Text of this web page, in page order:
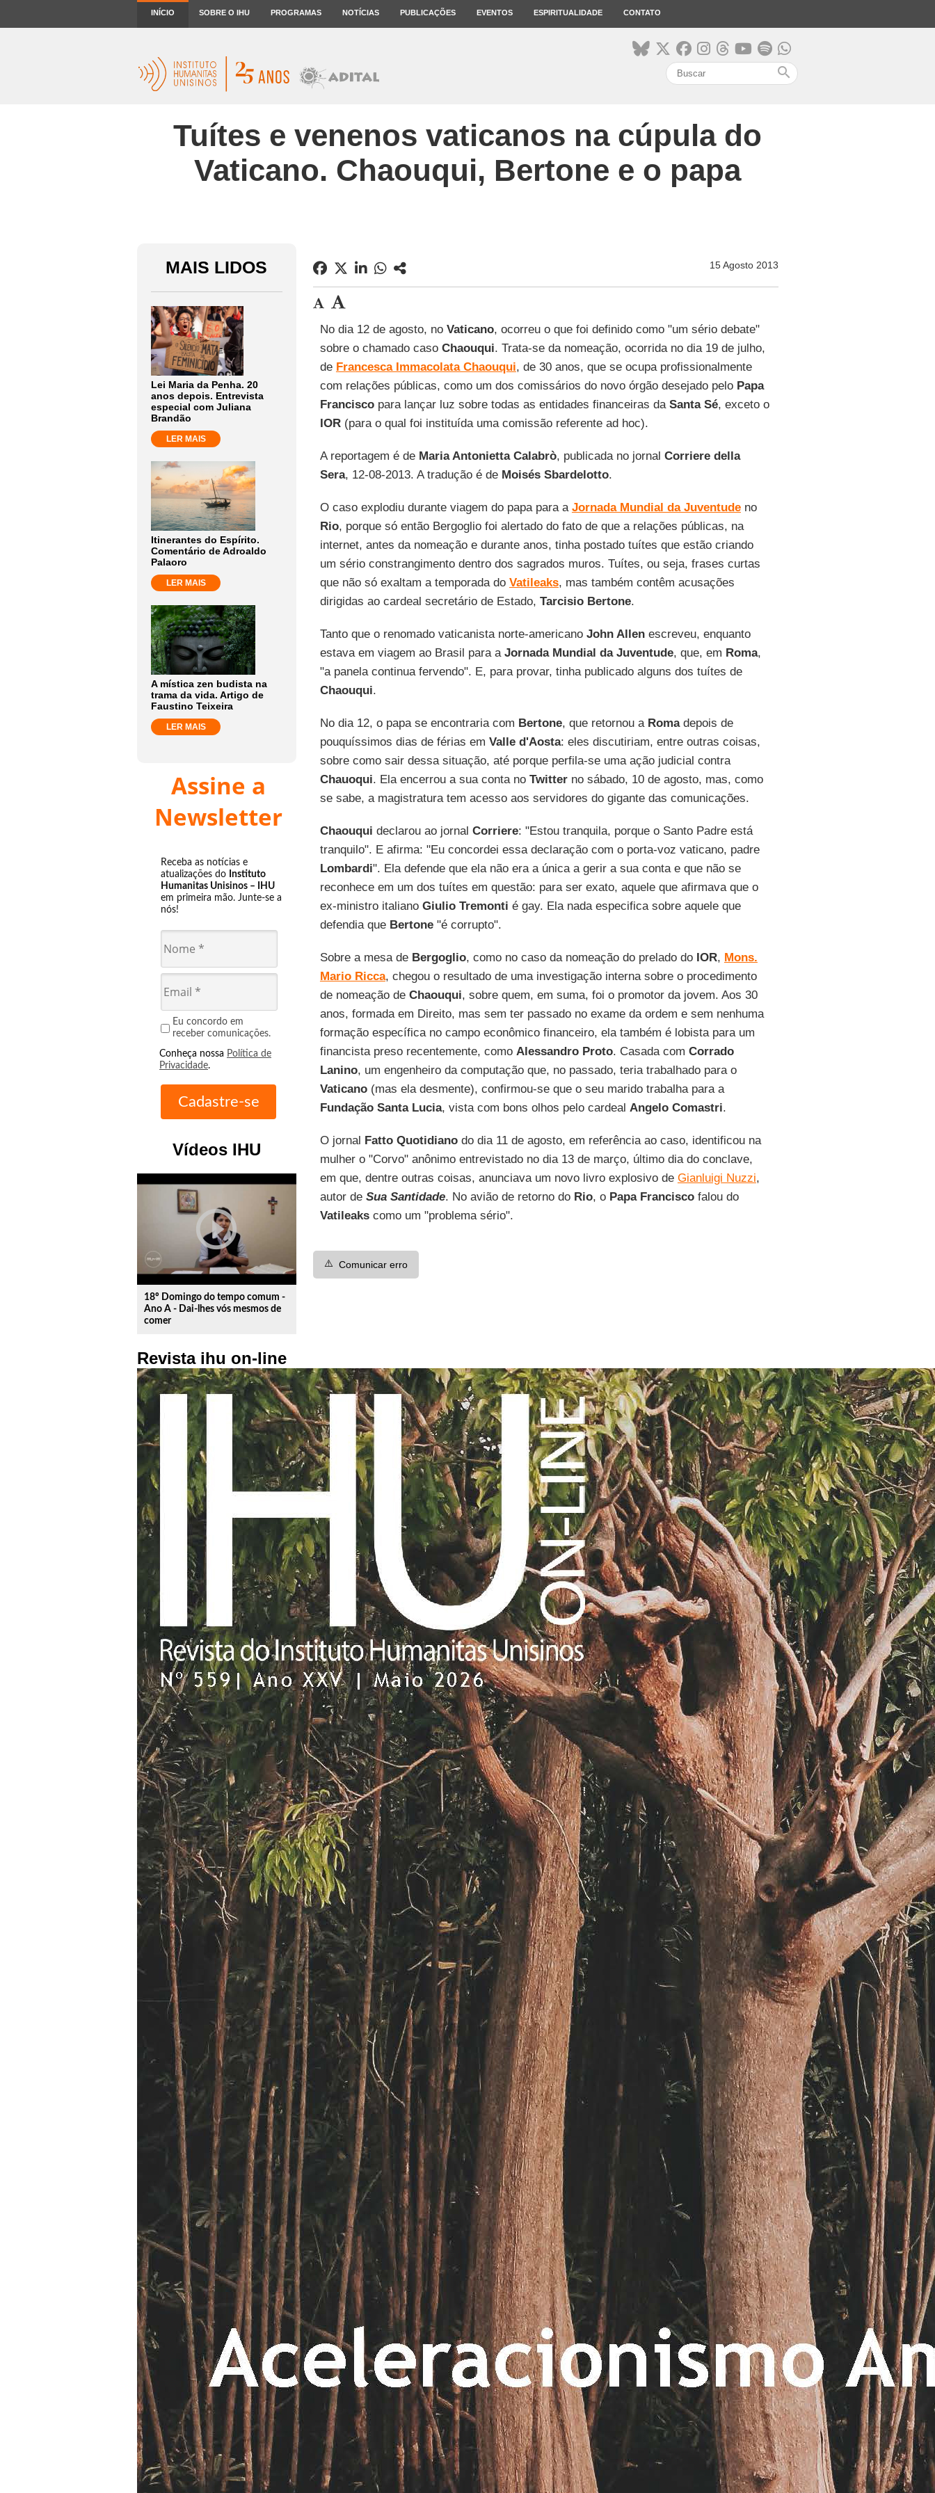
INÍCIO SOBRE O IHU PROGRAMAS NOTÍCIAS PUBLICAÇÕES EVENTOS ESPIRITUALIDADE CONTATO
search
Tuítes e venenos vaticanos na cúpula do
Vaticano. Chaouqui, Bertone e o papa
MAIS LIDOS
Lei Maria da Penha. 20
anos depois. Entrevista
especial com Juliana
Brandão
LER MAIS
Itinerantes do Espírito.
Comentário de Adroaldo
Palaoro
LER MAIS
A mística zen budista na
trama da vida. Artigo de
Faustino Teixeira
LER MAIS
Assine a
Newsletter
Receba as notícias e
atualizações do Instituto
Humanitas Unisinos – IHU
em primeira mão. Junte-se a
nós!
Eu concordo em
receber comunicações.
Conheça nossa Política de
Privacidade.
Vídeos IHU
play_circle_outline
18º Domingo do tempo comum -
Ano A - Dai-lhes vós mesmos de
comer
Revista ihu on-line
15 Agosto 2013
No dia 12 de agosto, no Vaticano, ocorreu o que foi definido como "um sério debate"
sobre o chamado caso Chaouqui. Trata-se da nomeação, ocorrida no dia 19 de julho,
de Francesca Immacolata Chaouqui, de 30 anos, que se ocupa profissionalmente
com relações públicas, como um dos comissários do novo órgão desejado pelo Papa
Franciscopara lançar luz sobre todas as entidades financeiras da Santa Sé, exceto o
IOR(para o qual foi instituída uma comissão referente ad hoc).
A reportagem é de Maria Antonietta Calabrò, publicada no jornal Corriere della
Sera, 12-08-2013. A tradução é de Moisés Sbardelotto.
O caso explodiu durante viagem do papa para a Jornada Mundial da Juventudeno
Rio, porque só então Bergoglio foi alertado do fato de que a relações públicas, na
internet, antes da nomeação e durante anos, tinha postado tuítes que estão criando
um sério constrangimento dentro dos sagrados muros. Tuítes, ou seja, frases curtas
que não só exaltam a temporada do Vatileaks, mas também contêm acusações
dirigidas ao cardeal secretário de Estado, Tarcisio Bertone.
Tanto que o renomado vaticanista norte-americano John Allenescreveu, enquanto
estava em viagem ao Brasil para a Jornada Mundial da Juventude, que, em Roma,
"a panela continua fervendo". E, para provar, tinha publicado alguns dos tuítes de
Chaouqui.
No dia 12, o papa se encontraria com Bertone, que retornou a Romadepois de
pouquíssimos dias de férias em Valle d'Aosta: eles discutiriam, entre outras coisas,
sobre como sair dessa situação, até porque perfila-se uma ação judicial contra
Chauoqui. Ela encerrou a sua conta no Twitterno sábado, 10 de agosto, mas, como
se sabe, a magistratura tem acesso aos servidores do gigante das comunicações.
Chaouqui declarou ao jornal Corriere: "Estou tranquila, porque o Santo Padre está
tranquilo". E afirma: "Eu concordei essa declaração com o porta-voz vaticano, padre
Lombardi". Ela defende que ela não era a única a gerir a sua conta e que não se
reconhece em um dos tuítes em questão: para ser exato, aquele que afirmava que o
ex-ministro italiano Giulio Tremonti é gay. Ela nada especifica sobre aquele que
defendia que Bertone"é corrupto".
Sobre a mesa de Bergoglio, como no caso da nomeação do prelado do IOR, Mons.
Mario Ricca, chegou o resultado de uma investigação interna sobre o procedimento
de nomeação de Chaouqui, sobre quem, em suma, foi o promotor da jovem. Aos 30
anos, formada em Direito, mas sem ter passado no exame da ordem e sem nenhuma
formação específica no campo econômico financeiro, ela também é lobista para um
financista preso recentemente, como Alessandro Proto. Casada com Corrado
Lanino, um engenheiro da computação que, no passado, teria trabalhado para o
Vaticano(mas ela desmente), confirmou-se que o seu marido trabalha para a
Fundação Santa Lucia, vista com bons olhos pelo cardeal Angelo Comastri.
O jornal Fatto Quotidianodo dia 11 de agosto, em referência ao caso, identificou na
mulher o "Corvo" anônimo entrevistado no dia 13 de março, último dia do conclave,
em que, dentre outras coisas, anunciava um novo livro explosivo de Gianluigi Nuzzi,
autor de Sua Santidade. No avião de retorno do Rio, o Papa Franciscofalou do
Vatileakscomo um "problema sério".
⚠️ Comunicar erro